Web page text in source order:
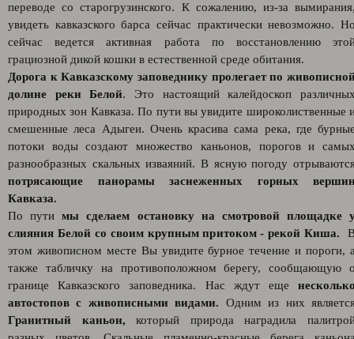
переводе со старогрузинского. К сожалению, из-за
увидеть кавказского барса сейчас практически невозможно.
сейчас ведется активная работа по восстановлению
грациозной дикой кошки в естественной среде обитания.
Дорога к Кавказскому заповеднику пролегает по
долине реки Белой. Это настоящий калейдоскоп
природных зон Кавказа. По пути вы увидите широколиственные
смешенные леса Адыгеи. Очень красива сама река, где
потоки воды создают множество каньонов, порогов и
разнообразных скальных изваяний. В ясную погоду
потрясающие панорамы заснеженных горных
Кавказа.
По путимы сделаем остановку на смотровой площадке
слияния Белой со своим крупным притоком - рекой Киша.
этом живописном месте Вы увидите бурное течение и пороги,
также табличку на противоположном берегу, сообщающую
границе Кавказского заповедника. Нас ждут еще
автостопов с живописными видами. Одним из них
Гранитный каньон, который природа наградила